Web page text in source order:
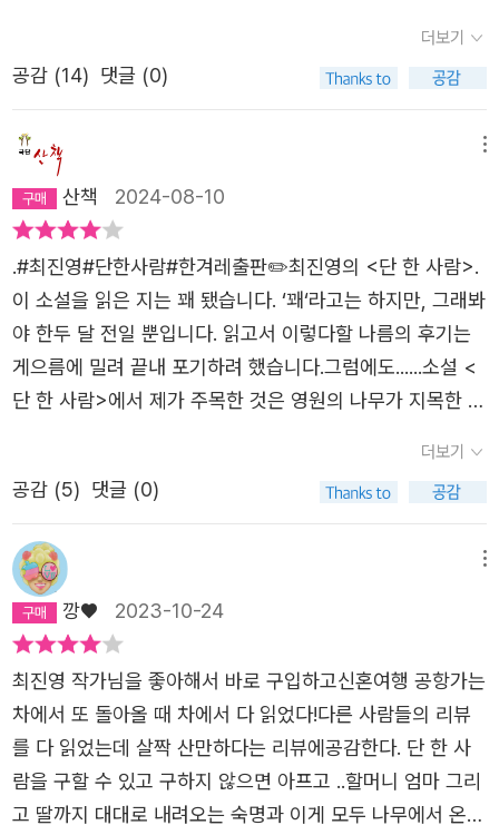
부르며 지낸다. 금화는 쌍둥이를 데리고 숲으로 간다. 그리
고 무서운 일이 일어났다. 커다란 나무가 금화를 덮쳤다. 목
화가 어른들을 부르러 간 사이 금화는 사라졌고 목수는 겨우
목숨을 건졌다. 목수는 그날의 기억을 잃었고 금화는 찾을
수 없었다. 목화에게 놀라운 일이 일어난다. 열여섯 봄 목화
는 꿈을 꾸었다. 사람들이 죽고 있었고 목소리가 들렸다. 사
람을 받으라고 했다. 단 한 사람만. 누구를 구할 수 있단 말인
가. 왜 단 한 사람이어야 하는가. 그 한 사람도 목화가 정할
수 없었다. 꿈이었지만 그건 꿈이 아니었다. 엄마 장미수, 할
머니 임천자로 이어지는 믿을 수 없는 숙명이었다. 엄마 장
미수가 늘 피곤했던 이유를 조금 알 것 같았다. 할머니 임천
자는 그냥 받아들였다. 누군가를 구하는 것 그것만으로 족했
다. 하지만 엄마 장미수는 달랐다. 거부하고 경멸했다. 목화
는 의미를 찾으려 했다. 대를 이어 내려오는 능력이라고 할
까. 하지만 아무도 말하지 않는다. 임천자는 묵묵히 장미수
의 아이들을 돌보고 장미수는 자신이 끝이기를 바랐다. 둘이
었다가 하나가 된 나무. 부활한 나무. 시간을 초월한 생명. 무
성한 생에서 나뭇잎 한 장만큼의 시간을 떼어 죽어가는 인간
을 되살리는 존재. 그 모든 것을 목화는 첫 소환에서 깨달았
다. (92쪽)목화가 단 한 사람을 구하는 과정은 당연하게도
무자비한 죽음, 아무도 책임지지 않는 죽음을 떠올리게 만든
다. 안타까운 사고에서 가해자를 살려야 할 때 따르고 싶지
않았다. 비관했던 목화는 점차 알고 싶었다. 왜 자신인지. 꿈
이라 여겼지만 자신이 누군가 구한 일은 현재에서 일어나고
없는 일, 증명할 수 없으나 존재하는 일이 이 여자들에게서
일어난다. 증명되고 존재하는 증거로 이해되고 설명되는 우
많음을 소설에서도 다양하게 열거된다. 서로 다른 이름으로
설명할 수 없는 것을 경험하는 우리들은 이 소설에서도 확인
하게 한다. ​목화의 외할머니인 임천자가 경험한 단 한 사람
만을 살리는 기묘한 일을 스스로 혼자서 이해하며 삶을 마지
막까지 정리한 모습은 매우 인상적이다. 수많은 죽음이 임천
자 자신을 생애 전체에서 스쳐 지나친 것은 우연, 행운이라
고 생각하지 않으면서 자신이 죽음 앞에서 살아난 단 한 사
람이었음을 깨닫게 된다. 그렇기에 그녀는 말없이 어떠한 설
어떠한 말을 해주지 않는다. 딸은 어머니를 향한 감정이 분
노에 가깝다. 두 모녀가 같은 경험을 하지만 딸인 미수는 자
신이 살리는 단 한 사람을 다르게 받아들인다. 세상과 사람
들을 경멸하면서 더 이상 소설을 읽지 않고 두통에 시달리는
나날들로 점철된다. 웃음이 사라진 미수의 생애도 충분히 짐
작이 가기 시작한다.​미수의 딸인 목화에게 일어난 기이한 일
을 목화는 또 다르게 받아들인다. 순응한 외할머니가 있었
고, 세상을 경멸하는 어머니가 있었다면 목화는 질문하며 확
인하고 싶어한다. 세 명의 여자들은 모두 다른 방식으로 같
은 기묘한 일들을 통해서 단 한 사람만을 살린다. 소환되는
순간 수많은 죽음들을 보게 되는 세 명의 여자들은 얼마나
오랜 시간 긴 잔상들을 보면서 살아야 할지도 짐작하게 한
더보기
공감 (14) 댓글 (0)
산책 2024-08-10
.#최진영#단한사람#한겨레출판✏️최진영의 <단 한 사람>.
이 소설을 읽은 지는 꽤 됐습니다. ‘꽤‘라고는 하지만, 그래봐
야 한두 달 전일 뿐입니다. 읽고서 이렇다할 나름의 후기는
게으름에 밀려 끝내 포기하려 했습니다.그럼에도......소설 <
단 한 사람>에서 제가 주목한 것은 영원의 나무가 지목한 단
리기 위해 다른 죽어가는 많은 사람들은 지켜볼 수밖에 없는
사람의 이야기라는 설정이었습니다.책을 덮고 난 후에도, 지
의 문제가 아니라 그런 상황이 밑도 끝도 없이 싫을 뿐이었
습니다. 일어날 수도 없는 일이지만, 일어날 법한 일일지라
도 받아들이기가 싫습니다. 그래도, 한 사람은 살렸잖아... 정
작 제가 힘들어하는 것은 그것이 아닙니다. 지목받은 한 사
람, 살릴 수 있는 그 사람. 어떠한 순간에 누구는 죽을 운명
이고 누구는 살 운명이라는 그 기막힌 상황입니다. 운명이
아닐지도 모릅니다. 비록 우연이라 할지라도 그 상황은 달라
지지 않습니다. 뿐만 아니라 운명이든 우연이든 ‘선택‘이라는
더보기
공감 (5) 댓글 (0)
깡♥ 2023-10-24
최진영 작가님을 좋아해서 바로 구입하고신혼여행 공항가는
차에서 또 돌아올 때 차에서 다 읽었다!다른 사람들의 리뷰
를 다 읽었는데 살짝 산만하다는 리뷰에공감한다. 단 한 사
람을 구할 수 있고 구하지 않으면 아프고 ..할머니 엄마 그리
고 딸까지 대대로 내려오는 숙명과 이게 모두 나무에서 온